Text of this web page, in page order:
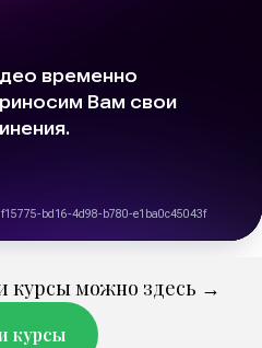
курсы можно здесь →
курсы